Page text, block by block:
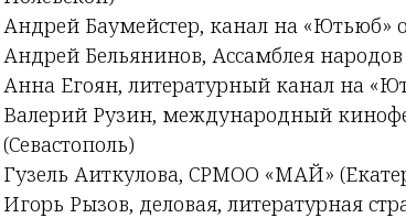
Андрей Баумейстер, канал на «Ютьюб»
Андрей Бельянинов, Ассамблея
Анна Егоян, литературный канал на
Валерий Рузин, международный
(Севастополь)
Гузель Аиткулова, СРМОО «МАЙ»
Игорь Рызов, деловая, литературная